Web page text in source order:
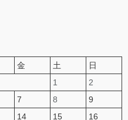
金 土
日
1
2
7 8
9
14 15
16